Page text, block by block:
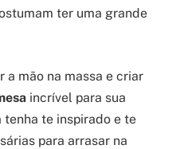
ter uma grande
a mão na massa e criar
incrível para sua
tenha te inspirado e te
para arrasar na